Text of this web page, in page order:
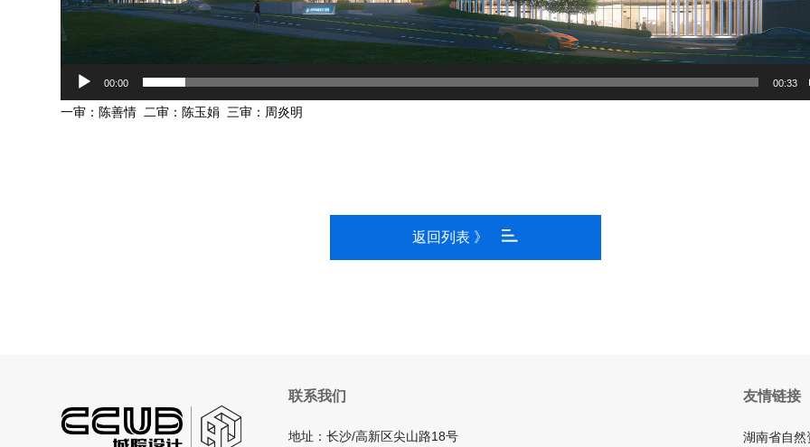
00:00 00:33
一审：陈善情 二审：陈玉娟 三审：周炎明
返回列表 》
联系我们
地址：长沙/高新区尖山路18号
友情链接
湖南省自然